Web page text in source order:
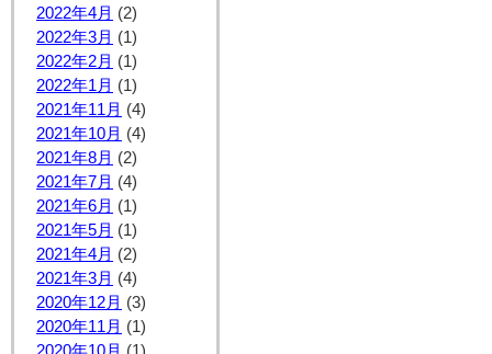
2022年4月 (2)
2022年3月 (1)
2022年2月 (1)
2022年1月 (1)
2021年11月 (4)
2021年10月 (4)
2021年8月 (2)
2021年7月 (4)
2021年6月 (1)
2021年5月 (1)
2021年4月 (2)
2021年3月 (4)
2020年12月 (3)
2020年11月 (1)